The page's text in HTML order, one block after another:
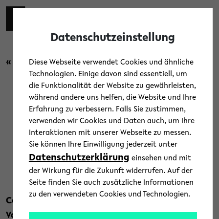
Skip to main content
« Zurück zur Übersicht
Forschung / Menschen
Professorin Dr. Elena Esposito
erhält ERC Advanced Grant
28. März 2019
Text: Universität Bielefeld
Computer werten Daten aus, die dann für
Vorhersagen genutzt werden, für Medizin,
Datenschutzeinstellung
Diese Webseite verwendet Cookies und ähnliche
Technologien. Einige davon sind essentiell, um
die Funktionalität der Website zu gewährleisten,
während andere uns helfen, die Website und Ihre
Erfahrung zu verbessern. Falls Sie zustimmen,
verwenden wir Cookies und Daten auch, um Ihre
Interaktionen mit unserer Webseite zu messen.
Sie können Ihre Einwilligung jederzeit unter
Datenschutzerklärung einsehen und mit
der Wirkung für die Zukunft widerrufen. Auf der
Seite finden Sie auch zusätzliche Informationen
zu den verwendeten Cookies und Technologien.